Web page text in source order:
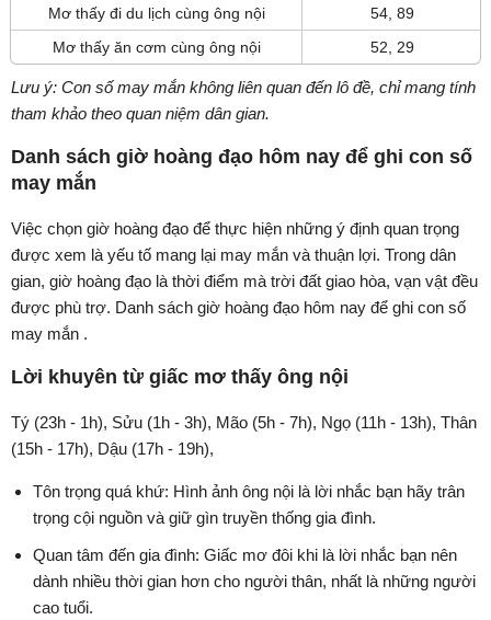
Mơ thấy đi du lịch cùng ông nội
54, 89
Mơ thấy ăn cơm cùng ông nội
52, 29
Lưu ý: Con số may mắn không liên quan đến lô đề, chỉ mang tính
tham khảo theo quan niệm dân gian.
Danh sách giờ hoàng đạo hôm nay để ghi con số
may mắn
Việc chọn giờ hoàng đạo để thực hiện những ý định quan trọng
được xem là yếu tố mang lại may mắn và thuận lợi. Trong dân
gian, giờ hoàng đạo là thời điểm mà trời đất giao hòa, vạn vật đều
được phù trợ. Danh sách giờ hoàng đạo hôm nay để ghi con số
may mắn .
Lời khuyên từ giấc mơ thấy ông nội
Tý (23h - 1h), Sửu (1h - 3h), Mão (5h - 7h), Ngọ (11h - 13h), Thân
(15h - 17h), Dậu (17h - 19h),
Tôn trọng quá khứ: Hình ảnh ông nội là lời nhắc bạn hãy trân
trọng cội nguồn và giữ gìn truyền thống gia đình.
Quan tâm đến gia đình: Giấc mơ đôi khi là lời nhắc bạn nên
dành nhiều thời gian hơn cho người thân, nhất là những người
cao tuổi.